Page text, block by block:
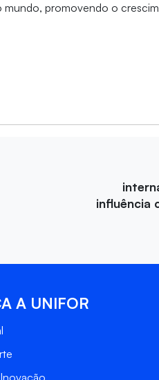
promovendo o
influência
A UNIFOR